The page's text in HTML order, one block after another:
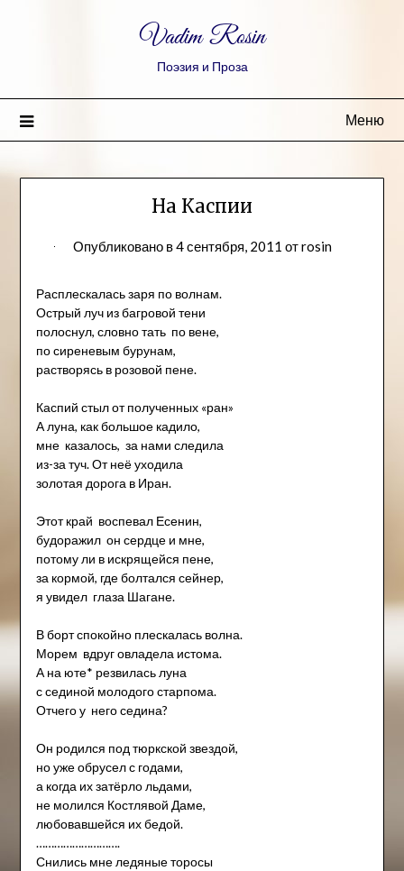
Vadim Rosin
Поэзия и Проза
Меню
На Каспии
Опубликовано в4 сентября, 2011 отrosin
Расплескалась заря по волнам.
Острый луч из багровой тени
полоснул, словно тать по вене,
по сиреневым бурунам,
растворясь в розовой пене.
Каспий стыл от полученных «ран»
А луна, как большое кадило,
мне казалось, за нами следила
из-за туч. От неё уходила
золотая дорога в Иран.
Этот край воспевал Есенин,
будоражил он сердце и мне,
потому ли в искрящейся пене,
за кормой, где болтался сейнер,
я увидел глаза Шагане.
В борт спокойно плескалась волна.
Морем вдруг овладела истома.
А на юте* резвилась луна
с сединой молодого старпома.
Отчего у него седина?
Он родился под тюркской звездой,
но уже обрусел с годами,
а когда их затёрло льдами,
не молился Костлявой Даме,
любовавшейся их бедой.
……………………….
Снились мне ледяные торосы